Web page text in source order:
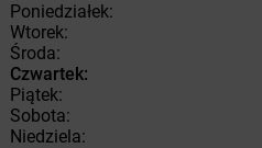
Poniedziałek:
Wtorek:
Środa:
Czwartek:
Piątek:
Sobota:
Niedziela: